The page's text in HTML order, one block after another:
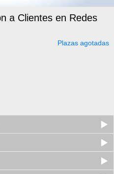
a Clientes en Redes
Plazas agotadas